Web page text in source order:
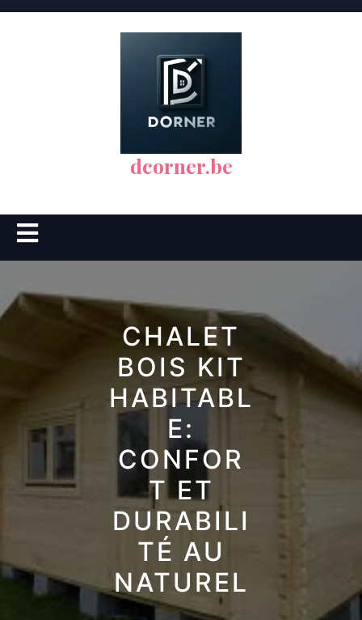
dcorner.be
Open
Button
CHALET
BOIS KIT
HABITABL
E:
CONFOR
T ET
DURABILI
TÉ AU
NATUREL